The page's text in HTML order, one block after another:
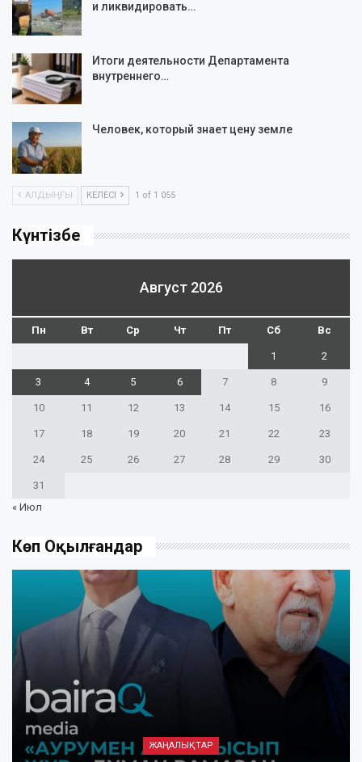
и ликвидировать…
Итоги деятельности Департамента
внутреннего…
Человек, который знает цену земле
АЛДЫҢҒЫ КЕЛЕСІ 1 of 1 055
Күнтізбе
Август 2026
Пн Вт Ср Чт Пт Сб Вс
1 2
3 4 5 6 7 8 9
10 11 12 13 14 15 16
17 18 19 20 21 22 23
24 25 26 27 28 29 30
31
« Июл
Көп Оқылғандар
ЖАҢАЛЫҚТАР